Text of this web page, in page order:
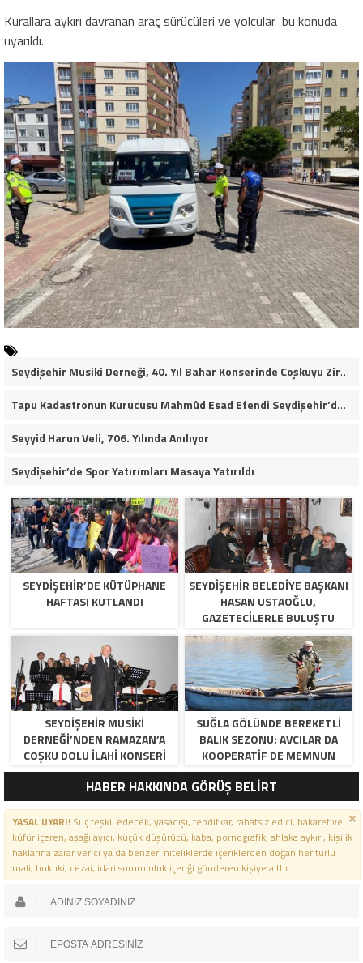
Kurallara aykırı davranan araç sürücüleri ve yolcular bu konuda
uyarıldı.
Seydişehir Musiki Derneği, 40. Yıl Bahar Konserinde Coşkuyu Zirveye Taşıdı (VİDEO HABER)
Tapu Kadastronun Kurucusu Mahmûd Esad Efendi Seydişehir’de Anıldı
Seyyid Harun Veli, 706. Yılında Anılıyor
Seydişehir’de Spor Yatırımları Masaya Yatırıldı
SEYDIŞEHIR’DE KÜTÜPHANE
HAFTASI KUTLANDI
SEYDIŞEHIR BELEDIYE BAŞKANI
HASAN USTAOĞLU,
GAZETECILERLE BULUŞTU
SEYDIŞEHIR MUSIKI
DERNEĞI’NDEN RAMAZAN’A
COŞKU DOLU İLAHI KONSERI
SUĞLA GÖLÜNDE BEREKETLI
BALIK SEZONU: AVCILAR DA
KOOPERATIF DE MEMNUN
HABER HAKKINDA GÖRÜŞ BELİRT
YASAL UYARI!Suç teşkil edecek, yasadışı, tehditkar, rahatsız edici, hakaret ve
küfür içeren, aşağılayıcı, küçük düşürücü, kaba, pornografik, ahlaka aykırı, kişilik
haklarına zarar verici ya da benzeri niteliklerde içeriklerden doğan her türlü
mali, hukuki, cezai, idari sorumluluk içeriği gönderen kişiye aittir.